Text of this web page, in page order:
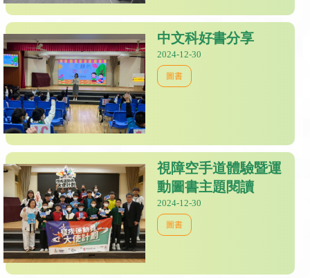
中文科好書分享
2024-12-30
圖書
視障空手道體驗暨運
動圖書主題閱讀
2024-12-30
圖書